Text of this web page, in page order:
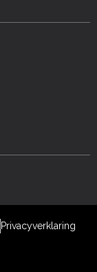
Privacyverklaring